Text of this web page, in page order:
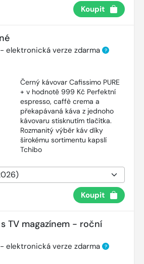
Koupit
elektronická verze zdarma ?
Černý kávovar Cafissimo PURE
+ v hodnotě 999 Kč Perfektní
espresso, caffè crema a
překapávaná káva z jednoho
kávovaru stisknutím tlačítka.
Rozmanitý výběr káv díky
širokému sortimentu kapslí
Tchibo
Koupit
s TV magazínem - roční
elektronická verze zdarma ?